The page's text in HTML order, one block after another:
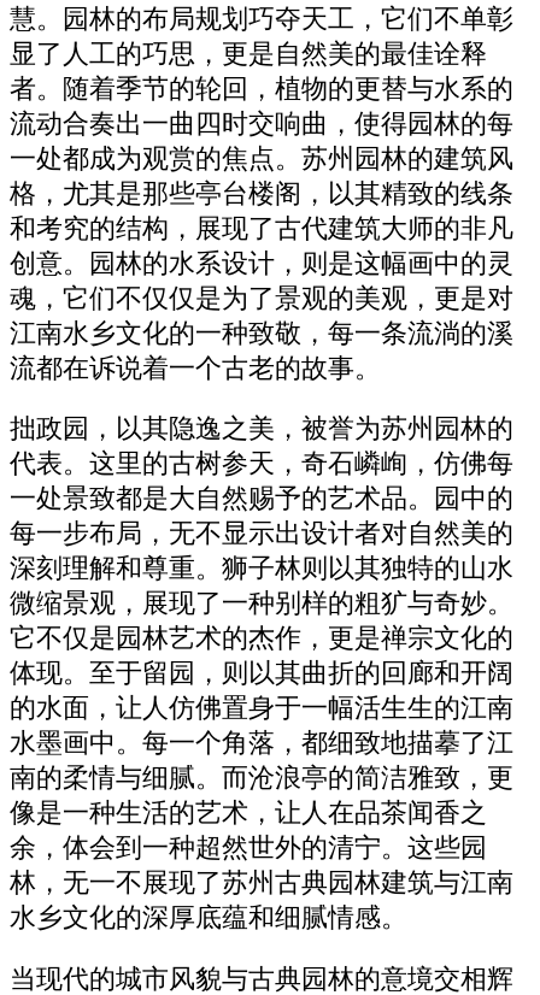
慧。园林的布局规划巧夺天工，它们不单彰
显了人工的巧思，更是自然美的最佳诠释
者。随着季节的轮回，植物的更替与水系的
流动合奏出一曲四时交响曲，使得园林的每
一处都成为观赏的焦点。苏州园林的建筑风
格，尤其是那些亭台楼阁，以其精致的线条
和考究的结构，展现了古代建筑大师的非凡
创意。园林的水系设计，则是这幅画中的灵
魂，它们不仅仅是为了景观的美观，更是对
江南水乡文化的一种致敬，每一条流淌的溪
流都在诉说着一个古老的故事。
拙政园，以其隐逸之美，被誉为苏州园林的
代表。这里的古树参天，奇石嶙峋，仿佛每
一处景致都是大自然赐予的艺术品。园中的
每一步布局，无不显示出设计者对自然美的
深刻理解和尊重。狮子林则以其独特的山水
微缩景观，展现了一种别样的粗犷与奇妙。
它不仅是园林艺术的杰作，更是禅宗文化的
体现。至于留园，则以其曲折的回廊和开阔
的水面，让人仿佛置身于一幅活生生的江南
水墨画中。每一个角落，都细致地描摹了江
南的柔情与细腻。而沧浪亭的简洁雅致，更
像是一种生活的艺术，让人在品茶闻香之
余，体会到一种超然世外的清宁。这些园
林，无一不展现了苏州古典园林建筑与江南
水乡文化的深厚底蕴和细腻情感。
当现代的城市风貌与古典园林的意境交相辉